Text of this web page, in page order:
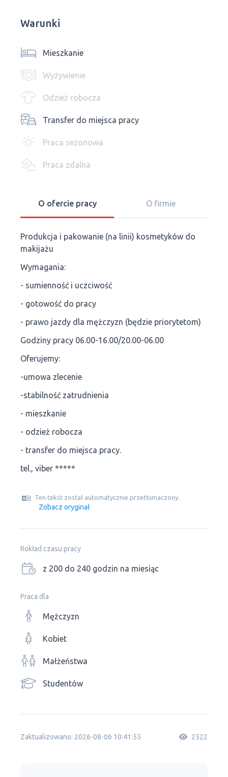
Warunki
Mieszkanie
Wyżywienie
Odzież robocza
Transfer do miejsca pracy
Praca sezonowa
Praca zdalna
O ofercie pracy O firmie
Produkcja i pakowanie (na linii) kosmetyków do
makijażu
Wymagania:
- sumienność i uczciwość
- gotowość do pracy
- prawo jazdy dla mężczyzn (będzie priorytetom)
Godziny pracy 06.00-16.00/20.00-06.00
Oferujemy:
-umowa zlecenie
-stabilność zatrudnienia
- mieszkanie
- odzież robocza
- transfer do miejsca pracy.
tel., viber *****
Ten tekst został automatycznie przetłumaczony.
Zobacz oryginał
Rokład czasu pracy
z 200 do 240 godzin na miesiąc
Praca dla
Mężczyzn
Kobiet
Małżeństwa
Studentów
Zaktualizowano: 2026-08-06 10:41:55 2522